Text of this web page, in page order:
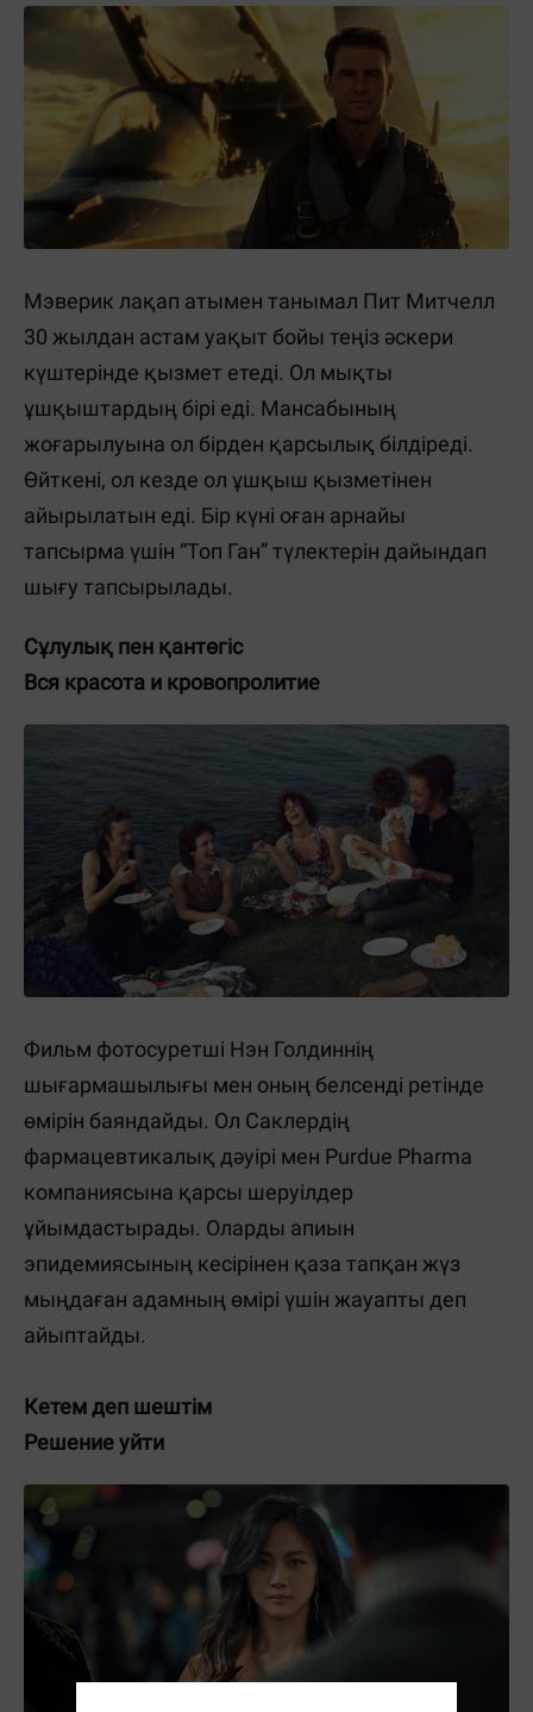
Мэверик лақап атымен танымал Пит Митчелл
30 жылдан астам уақыт бойы теңіз әскери
күштерінде қызмет етеді. Ол мықты
ұшқыштардың бірі еді. Мансабының
жоғарылуына ол бірден қарсылық білдіреді.
Өйткені, ол кезде ол ұшқыш қызметінен
айырылатын еді. Бір күні оған арнайы
тапсырма үшін “Топ Ган” түлектерін дайындап
шығу тапсырылады.
Сұлулық пен қантөгіс
Вся красота и кровопролитие
Фильм фотосуретші Нэн Голдиннің
шығармашылығы мен оның белсенді ретінде
өмірін баяндайды. Ол Саклердің
фармацевтикалық дәуірі мен Purdue Pharma
компаниясына қарсы шеруілдер
ұйымдастырады. Оларды апиын
эпидемиясының кесірінен қаза тапқан жүз
мыңдаған адамның өмірі үшін жауапты деп
айыптайды.
Кетем деп шештім
Решение уйти